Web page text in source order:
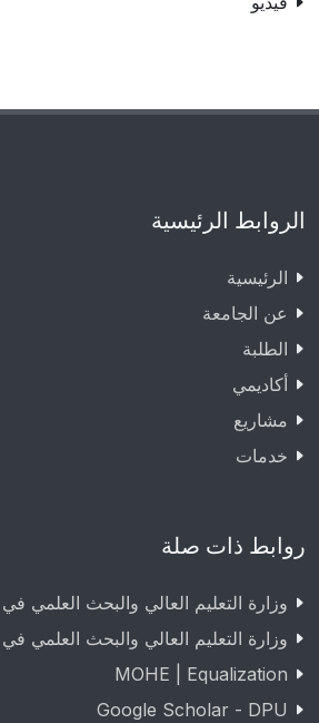
الروابط الرئيسية
الرئيسية
عن الجامعة
الطلبة
أكاديمي
مشاريع
خدمات
روابط ذات صلة
وزارة التعليم العالي والبحث العلمي
وزارة التعليم العالي والبحث العلمي
MOHE | Equalization
Google Scholar - DPU